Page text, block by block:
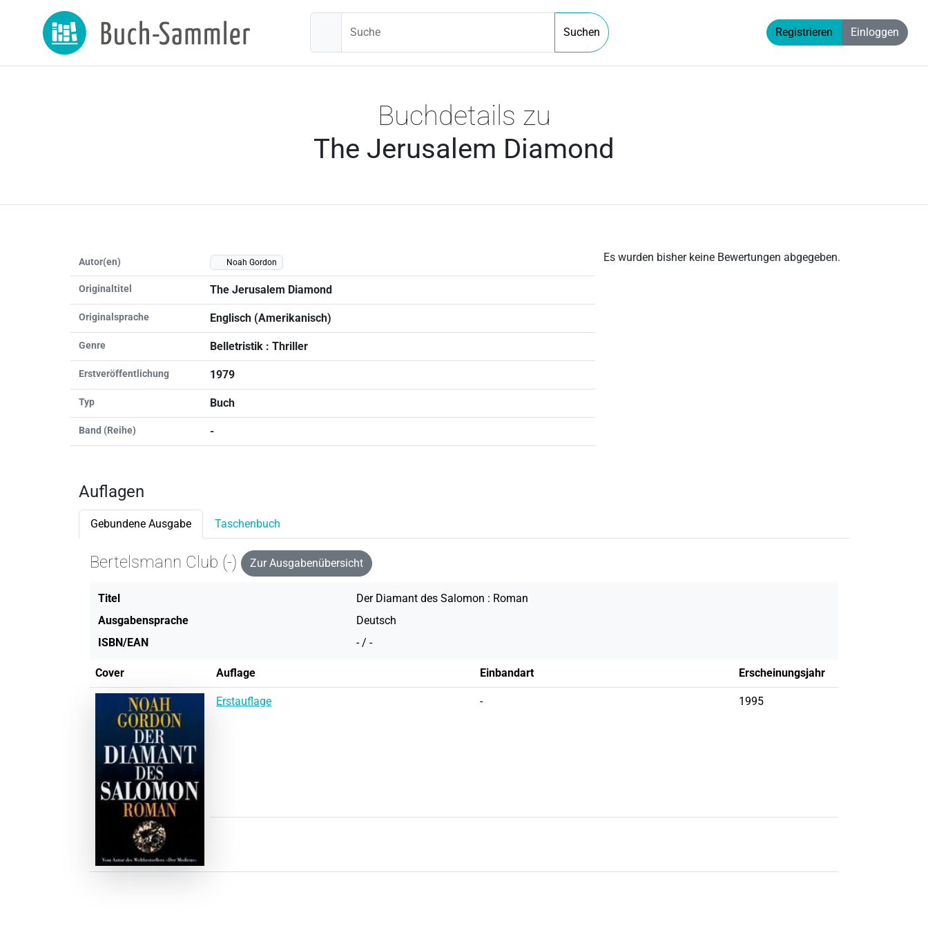
Suche Suchen Registrieren Einloggen
Buchdetails zu
The Jerusalem Diamond
Autor(en) Noah Gordon
Originaltitel The Jerusalem Diamond
Originalsprache Englisch (Amerikanisch)
Genre Belletristik : Thriller
Erstveröffentlichung 1979
Typ Buch
Band (Reihe) -
Es wurden bisher keine Bewertungen abgegeben.
Auflagen
Gebundene Ausgabe Taschenbuch
Bertelsmann Club (-) Zur Ausgabenübersicht
Titel
Der Diamant des Salomon : Roman
Ausgabensprache
Deutsch
ISBN/EAN
- / -
Cover Auflage Einbandart Erscheinungsjahr
Erstauflage - 1995